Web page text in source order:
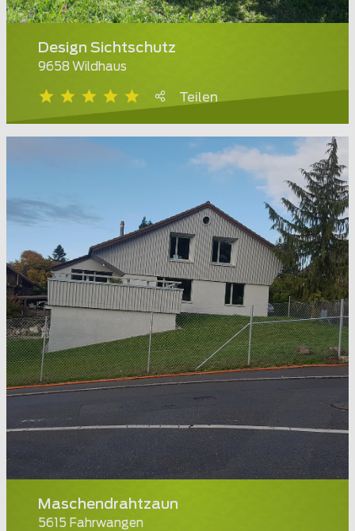
Design Sichtschutz
9658 Wildhaus
Teilen
Maschendrahtzaun
5615 Fahrwangen